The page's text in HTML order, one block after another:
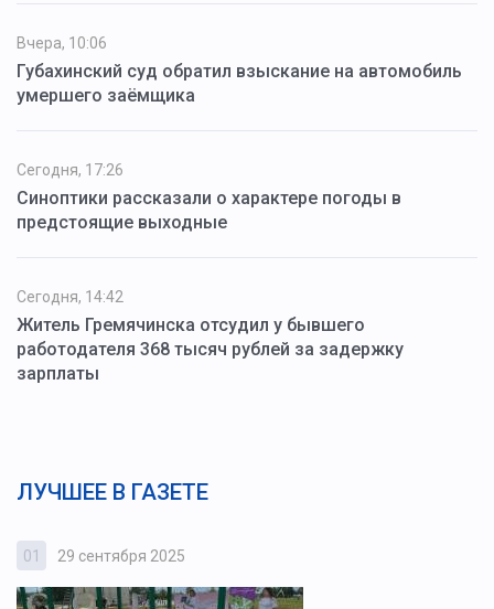
Вчера, 10:06
Губахинский суд обратил взыскание на автомобиль
умершего заёмщика
Сегодня, 17:26
Синоптики рассказали о характере погоды в
предстоящие выходные
Сегодня, 14:42
Житель Гремячинска отсудил у бывшего
работодателя 368 тысяч рублей за задержку
зарплаты
ЛУЧШЕЕ В ГАЗЕТЕ
01 29 сентября 2025